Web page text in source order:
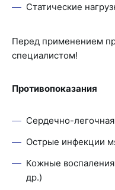
Статические
Перед применением
специалистом!
Противопоказания
Сердечно-
Острые инфекции
Кожные воспаления
др.)